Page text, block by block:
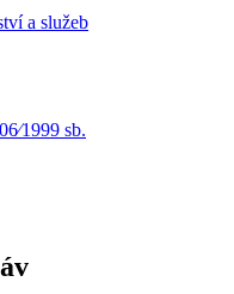
a služeb
sb.